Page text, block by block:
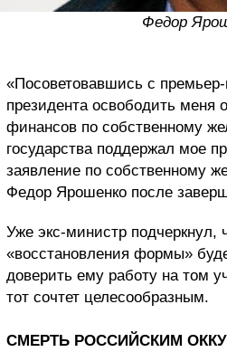
Федор
«Посоветовавшись с
президента освободить меня
финансов по собственному
государства поддержал мое
заявление по собственному
Федор Ярошенко после
Уже экс-министр подчеркнул,
«восстановления формы»
доверить ему работу на том
тот сочтет целесообразным.
СМЕРТЬ РОССИЙСКИМ